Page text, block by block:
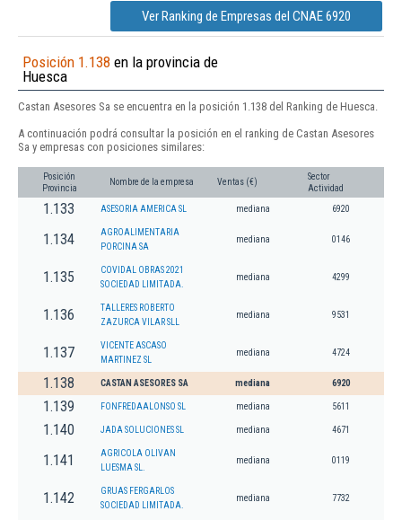
Ver Ranking de Empresas del CNAE 6920
Posición 1.138 en la provincia de
Huesca
Castan Asesores Sa se encuentra en la posición 1.138 del Ranking de Huesca.
A continuación podrá consultar la posición en el ranking de Castan Asesores
Sa y empresas con posiciones similares:
Posición
Provincia
Nombre de la empresa Ventas (€)
Sector
Actividad
1.133 ASESORIA AMERICA SL mediana 6920
1.134
AGROALIMENTARIA
PORCINA SA
mediana 0146
1.135
COVIDAL OBRAS 2021
SOCIEDAD LIMITADA.
mediana 4299
1.136
TALLERES ROBERTO
ZAZURCA VILAR SLL
mediana 9531
1.137
VICENTE ASCASO
MARTINEZ SL
mediana 4724
1.138 CASTAN ASESORES SA mediana 6920
1.139 FONFREDAALONSO SL mediana 5611
1.140 JADA SOLUCIONES SL mediana 4671
1.141
AGRICOLA OLIVAN
LUESMA SL.
mediana 0119
1.142
GRUAS FERGARLOS
SOCIEDAD LIMITADA.
mediana 7732